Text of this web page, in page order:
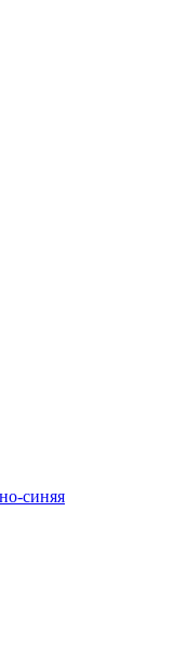
синяя